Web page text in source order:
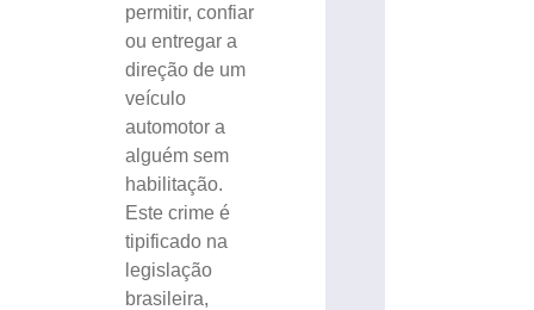
permitir, confiar
ou entregar a
direção de um
veículo
automotor a
alguém sem
habilitação.
Este crime é
tipificado na
legislação
brasileira,